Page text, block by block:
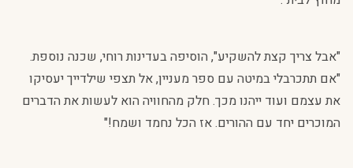
"אבל צריך קצת להשקיע", הוסיפה בעדינות רוחי, שכנה נוספת.
"אם תתכרבלי במיטה עם ספר מעניין, אל תצפי שילדייך יעסיקו
את עצמם ועוד ייהנו מכך. חלק מהחוויה הוא לעשות את הדברים
המוכרים יחד עם ההורים. אז הכל נחמד ושמח!"